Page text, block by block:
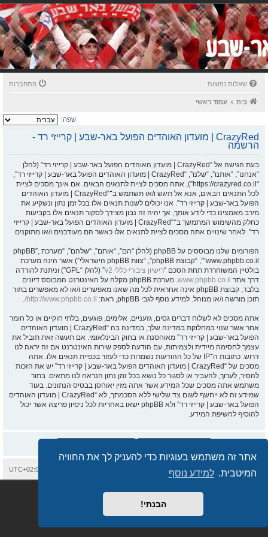
אתר זה משתמש בעוגיות כדי להעניק לך את החוויה
המיטבית. למידע נוסף
הבנתי!
שאלות נפוצות התחברות
בית עמוד ראשי
שפה:
CrazyRed | מועדון האוהדים הפועל באר-שבע | קרייזי רד -
הרשמה
בעת הגישה אל “CrazyRed | מועדון האוהדים הפועל באר-שבע | קרייזי רד” (להלן
“אנחנו”, “אותנו”, “שלנו”, “CrazyRed | מועדון האוהדים הפועל באר-שבע | קרייזי רד”,
“https://crazyred.co.il”), אתה מסכים לציית לתנאים הבאים. אם אינך מסכים לציית
לכל התנאים הבאים, אנא אל תיגש ו/או תשתמש ב־“CrazyRed | מועדון האוהדים
הפועל באר-שבע | קרייזי רד”. אנו יכולים לשנות תנאים אלו בכל זמן נתון ונשקיע את
מירב מאמצינו כדי לידע אותך, אך יהיה זה נבון מצידך לסקור תנאים אלו בקביעות
כחלק מהשימוש המתמשך ב־“CrazyRed | מועדון האוהדים הפועל באר-שבע | קרייזי
רד”. לאחר שינויים אתה מסכים לציית לתנאים אלו כאשר הם מעודכנים ו/או מתוקנים.
הפורומים שלנו מבוססים על phpBB (להלן “הם”, “אותם”, “שלהם”, “מערכת phpBB”,
“www.phpbb.co.il”, “קבוצת phpBB”, “צוות phpBB הישראלי”) אשר הינה מערכת
בולטיין המשוחררת תחת הסכם “רישיון ציבורי כללי v2
” (להלן “GPL”) וניתנת להורדה
דרך אתר www.phpbb.co.il
. מערכת phpBB מקלה על האינטרנט המבוסס דיונים
בלבד, קבוצת phpBB אינה אחראית לכל מה שאנו מאפשרים ו/או לא מאפשרים בתור
תוכן מורשה ו/או מנוהל. למידע נוסף לגבי phpBB, ראה:
http://www.phpbb.co.il/
.
אתה מסכים לא לשלוח דברים גסים, גזעניים, אלימים, פוגעים, בלתי חוקיים או כל חומר
אחר אשר שנוי במחלוקת במדינה שלך, במדינה בה “CrazyRed | מועדון האוהדים
הפועל באר-שבע | קרייזי רד” מאוחסנת או בחוק הבינלאומי. אם תעשה זאת תוביל את
עצמך לחסימה מיידית ולצמיתות, עם הודעה לספק שירות האינטרנט אם זה יראה לנו
דרוש. כתובות ה־IP של כל ההודעות נשמרות כדי לעזור בכפיית תנאים אלו. אתה
מסכים של “CrazyRed | מועדון האוהדים הפועל באר-שבע | קרייזי רד” יש את הזכות
להסיר, לערוך, להעביר או לסגור כל נושא בכל זמן נתון הנראה לנו מתאים. בתור
משתמש אתה מסכים שכל המידע אשר אתה מזין יאוחסן בבסיס הנתונים. בעוד
שמידע זה לא ייחשף לשום צד שלישי ללא הסכמתך, לא “CrazyRed | מועדון האוהדים
הפועל באר-שבע | קרייזי רד” ולא phpBB ישאו באחריות לכל ניסיון פריצה אשר יכול
להוסיף לחשיפת המידע.
בית עמוד ראשי UTC+02:00 יצירת קשר
מופעל על ידיphpBB
® Forum Software © phpBB Limited